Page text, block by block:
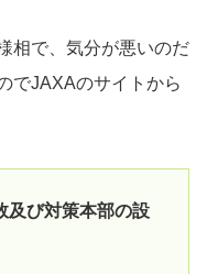
相で、気分が悪いのだ
でJAXAのサイトから
及び対策本部の設